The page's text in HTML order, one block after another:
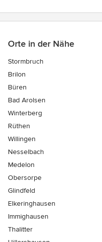
Orte in der Nähe
Stormbruch
Brilon
Büren
Bad Arolsen
Winterberg
Rüthen
Willingen
Nesselbach
Medelon
Obersorpe
Glindfeld
Elkeringhausen
Immighausen
Thalitter